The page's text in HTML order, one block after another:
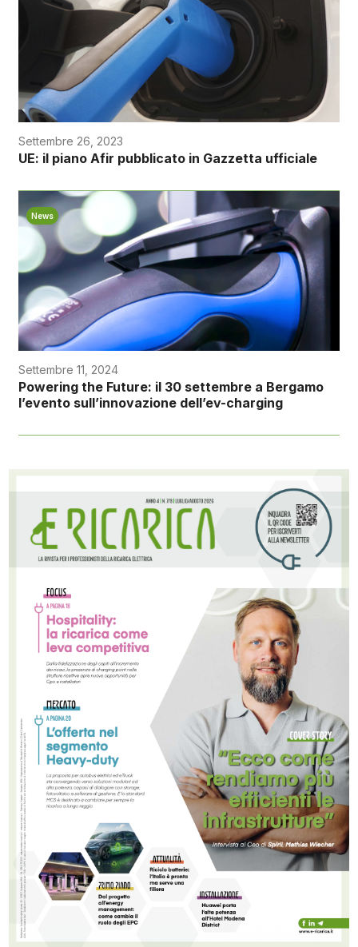
Settembre 26, 2023
UE: il piano Afir pubblicato in Gazzetta ufficiale
News
Settembre 11, 2024
Powering the Future: il 30 settembre a Bergamo
l’evento sull’innovazione dell’ev-charging